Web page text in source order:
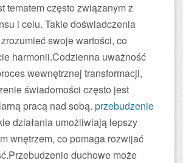
tematem często związanym z
i celu. Takie doświadczenia
swoje wartości, co
harmonii.Codzienna uważność
wewnętrznej transformacji,
świadomości często jest
pracą nad sobą. przebudzenie
działania umożliwiają lepszy
wnętrzem, co pomaga rozwijać
duchowe może